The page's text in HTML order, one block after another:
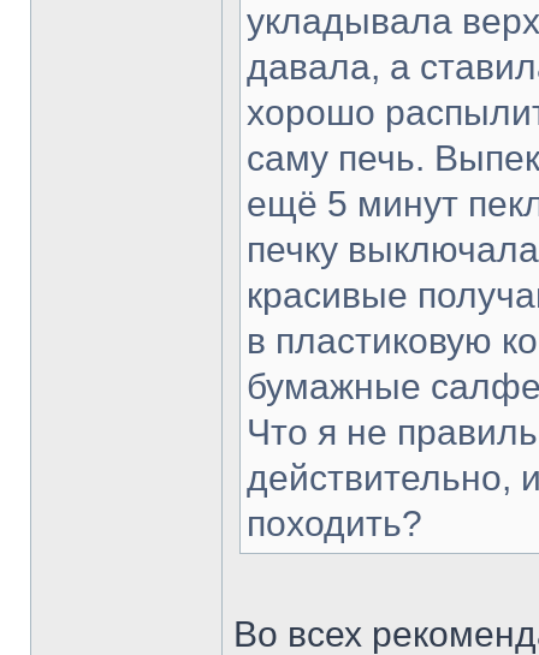
укладывала
давала, а
хорошо
саму печь.
ещё 5 минут
печку
красивые
в пластиковую
бумажные
Что я не
действительно,
походить?
Во всех